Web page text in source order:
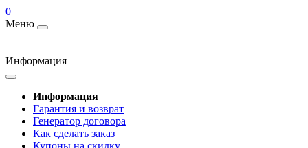
0
Меню
Информация
Информация
Гарантия и возврат
Генератор договора
Как сделать заказ
Купоны на скидку